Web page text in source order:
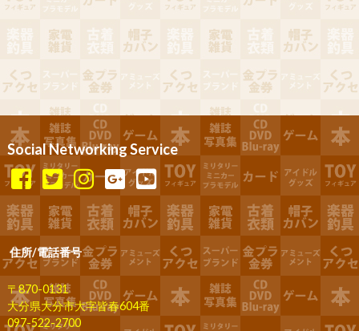
Social Networking Service
住所/電話番号
〒870-0131
大分県大分市大字皆春604番
097-522-2700